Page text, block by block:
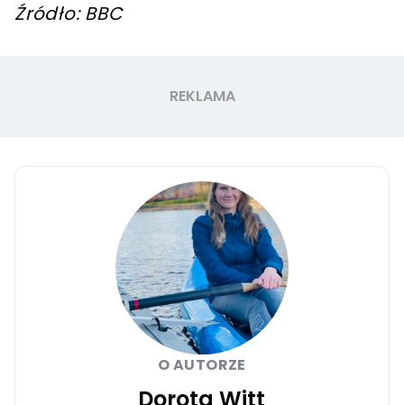
Źródło: BBC
O AUTORZE